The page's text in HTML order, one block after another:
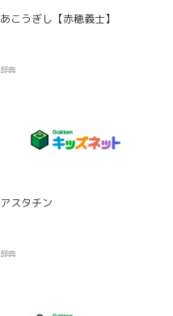
あこうぎし【赤穂義士】
辞典
アスタチン
辞典